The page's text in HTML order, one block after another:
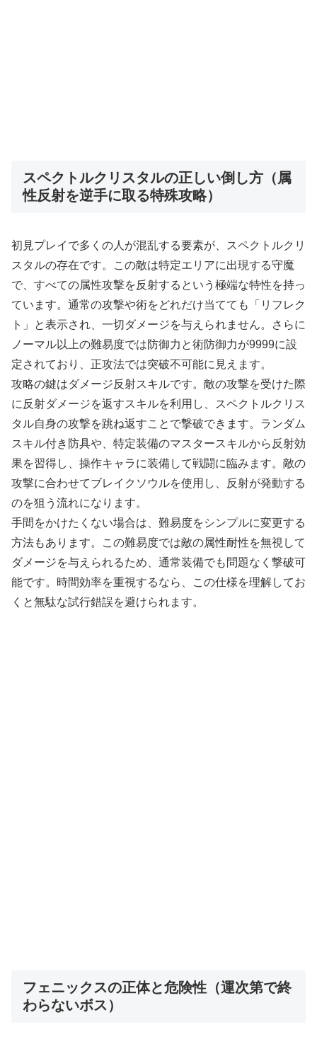
スペクトルクリスタルの正しい倒し方（属
性反射を逆手に取る特殊攻略）
初見プレイで多くの人が混乱する要素が、スペクトルクリ
スタルの存在です。この敵は特定エリアに出現する守魔
で、すべての属性攻撃を反射するという極端な特性を持っ
ています。通常の攻撃や術をどれだけ当てても「リフレク
ト」と表示され、一切ダメージを与えられません。さらに
ノーマル以上の難易度では防御力と術防御力が9999に設
定されており、正攻法では突破不可能に見えます。
攻略の鍵はダメージ反射スキルです。敵の攻撃を受けた際
に反射ダメージを返すスキルを利用し、スペクトルクリス
タル自身の攻撃を跳ね返すことで撃破できます。ランダム
スキル付き防具や、特定装備のマスタースキルから反射効
果を習得し、操作キャラに装備して戦闘に臨みます。敵の
攻撃に合わせてブレイクソウルを使用し、反射が発動する
のを狙う流れになります。
手間をかけたくない場合は、難易度をシンプルに変更する
方法もあります。この難易度では敵の属性耐性を無視して
ダメージを与えられるため、通常装備でも問題なく撃破可
能です。時間効率を重視するなら、この仕様を理解してお
くと無駄な試行錯誤を避けられます。
フェニックスの正体と危険性（運次第で終
わらないボス）